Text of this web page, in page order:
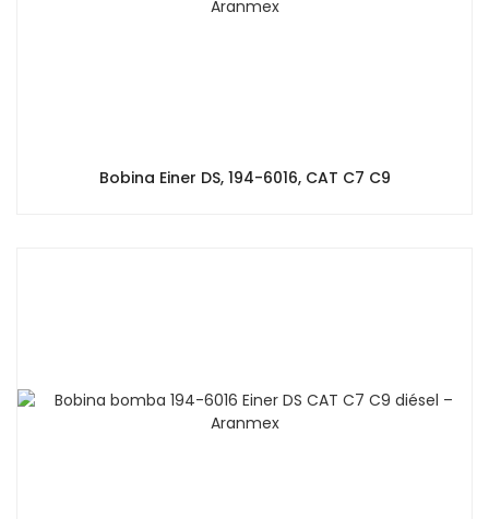
Bobina Einer DS, 194-6016, CAT C7 C9